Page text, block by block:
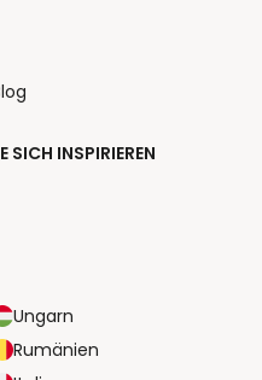
SICH INSPIRIEREN
Ungarn
Rumänien